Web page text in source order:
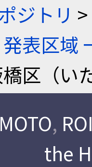
ジトリ >
発表区域
区（い
,
the